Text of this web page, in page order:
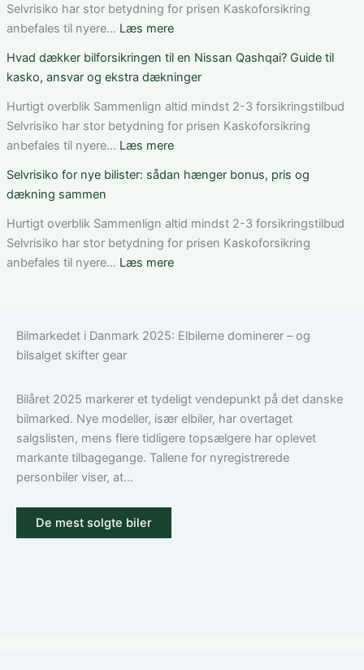
Model
3:
vælger
du
den
rigtige
dækning
Selvrisiko har stor betydning for prisen Kaskoforsikring
anbefales til nyere… Læs mere:
dækker
en
bilforsikring
til
Volkswagen?
kasko
og
tilvalg
Hvad dækker bilforsikringen til en Nissan Qashqai? Guide til
kasko, ansvar og ekstra dækninger
Hurtigt overblik Sammenlign altid mindst 2-3 forsikringstilbud
Selvrisiko har stor betydning for prisen Kaskoforsikring
anbefales til nyere… Læs mere:
dækker
til
en
Nissan
kasko,
ekstra
dækninger
Selvrisiko for nye bilister: sådan hænger bonus, pris og
dækning sammen
Hurtigt overblik Sammenlign altid mindst 2-3 forsikringstilbud
Selvrisiko har stor betydning for prisen Kaskoforsikring
anbefales til nyere… Læs mere:
bilister:
bonus,
pris
og
dækning
Bilmarkedet i Danmark 2025: Elbilerne dominerer – og
bilsalget skifter gear
Bilåret 2025 markerer et tydeligt vendepunkt på det danske
bilmarked. Nye modeller, især elbiler, har overtaget
salgslisten, mens flere tidligere topsælgere har oplevet
markante tilbagegange. Tallene for nyregistrerede
personbiler viser, at...
De mest solgte biler